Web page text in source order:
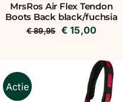
MrsRos Air Flex Tendon
Boots Back black/fuchsia
€89,95
€ 89,95.
€ 15,00
is:
€
Actie